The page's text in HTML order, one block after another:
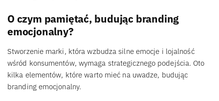
O czym pamiętać, budując branding
emocjonalny?
Stworzenie marki, która wzbudza silne emocje i lojalność
wśród konsumentów, wymaga strategicznego podejścia. Oto
kilka elementów, które warto mieć na uwadze, budując
branding emocjonalny.